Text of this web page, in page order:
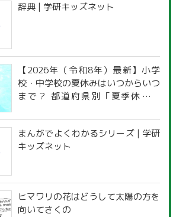
辞典 | 学研キッズネット
【2026年（令和8年）最新】小学
校・中学校の夏休みはいつからいつ
まで？ 都道府県別「夏季休暇一
まんがでよくわかるシリーズ | 学研
キッズネット
ヒマワリの花はどうして太陽の方を
向いてさくの